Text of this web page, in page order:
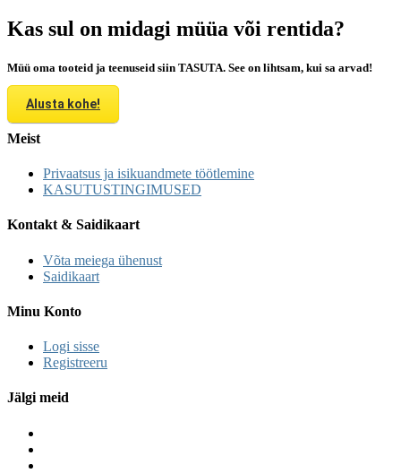
Kas sul on midagi müüa või rentida?
Müü oma tooteid ja teenuseid siin TASUTA. See on lihtsam, kui sa arvad!
Alusta kohe!
Meist
Privaatsus ja isikuandmete töötlemine
KASUTUSTINGIMUSED
Kontakt & Saidikaart
Võta meiega ühenust
Saidikaart
Minu Konto
Logi sisse
Registreeru
Jälgi meid